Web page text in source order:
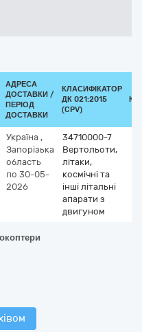
АДРЕСА
ДОСТАВКИ /
ПЕРІОД
ДОСТАВКИ
КЛАСИФІКАТОР
ДК 021:2015
(CPV)
Україна ,
Запорізька
область
по 30-05-
2026
34710000-7
Вертольоти,
літаки,
космічні та
інші літальні
апарати з
двигуном